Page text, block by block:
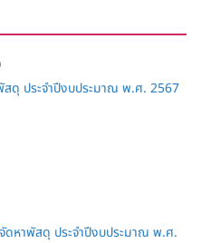
สดุ ประจำปีงบประมาณ พ.ศ. 2567
ดหาพัสดุ ประจำปีงบประมาณ พ.ศ.